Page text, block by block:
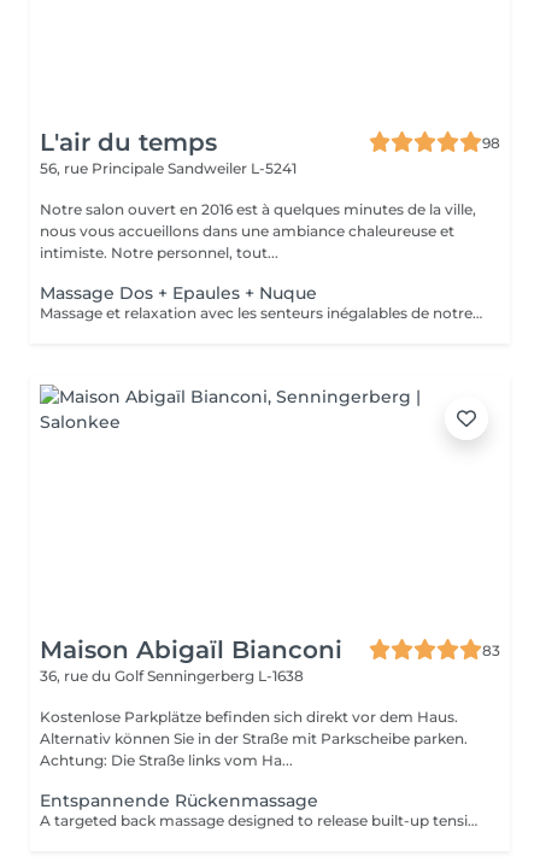
L'air du temps
98
56, rue Principale Sandweiler L-5241
Notre salon ouvert en 2016 est à quelques minutes de la ville,
nous vous accueillons dans une ambiance chaleureuse et
intimiste. Notre personnel, tout...
Massage Dos + Epaules + Nuque
Massage et relaxation avec les senteurs inégalables de notre gamme artisane et ancestrale de 'Sultane de Saba'. Ce soin cible cette partie du corps sujette à des tensions dans notre vie quotidienne Un massage régulier éliminera ces tensions au fur à mesure et vous procurera un bien-être.
Maison Abigaïl Bianconi
83
36, rue du GolfSenningerberg L-1638
Kostenlose Parkplätze befinden sich direkt vor dem Haus.
Alternativ können Sie in der Straße mit Parkscheibe parken.
Achtung: Die Straße links vom Ha...
Entspannende Rückenmassage
A targeted back massage designed to release built-up tension, muscle stiffness and stress. Can be combined with a neck & scalp or foot massage.